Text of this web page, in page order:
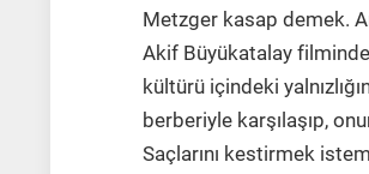
Metzger kasap demek.
Akif Büyükatalay
kültürü içindeki
berberiyle karşılaşıp,
Saçlarını kestirmek